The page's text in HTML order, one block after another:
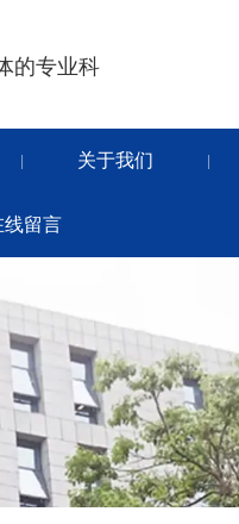
的专业科
| 关于我们 |
线留言